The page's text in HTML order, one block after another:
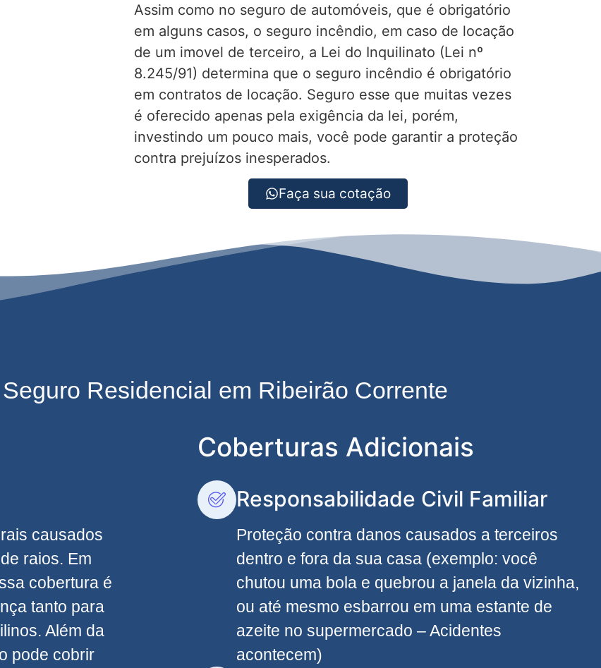
Assim como no seguro de automóveis, que é obrigatório
em alguns casos, o seguro incêndio, em caso de locação
de um imovel de terceiro, a Lei do Inquilinato (Lei nº
8.245/91) determina que o seguro incêndio é obrigatório
em contratos de locação. Seguro esse que muitas vezes
é oferecido apenas pela exigência da lei, porém,
investindo um pouco mais, você pode garantir a proteção
contra prejuízos inesperados.
Faça sua cotação
Residencial em Ribeirão Corrente
causados
raios. Em
cobertura é
tanto para
Além da
pode cobrir
Coberturas Adicionais
Responsabilidade Civil Familiar
Proteção contra danos causados a terceiros
dentro e fora da sua casa (exemplo: você
chutou uma bola e quebrou a janela da vizinha,
ou até mesmo esbarrou em uma estante de
azeite no supermercado – Acidentes
acontecem)